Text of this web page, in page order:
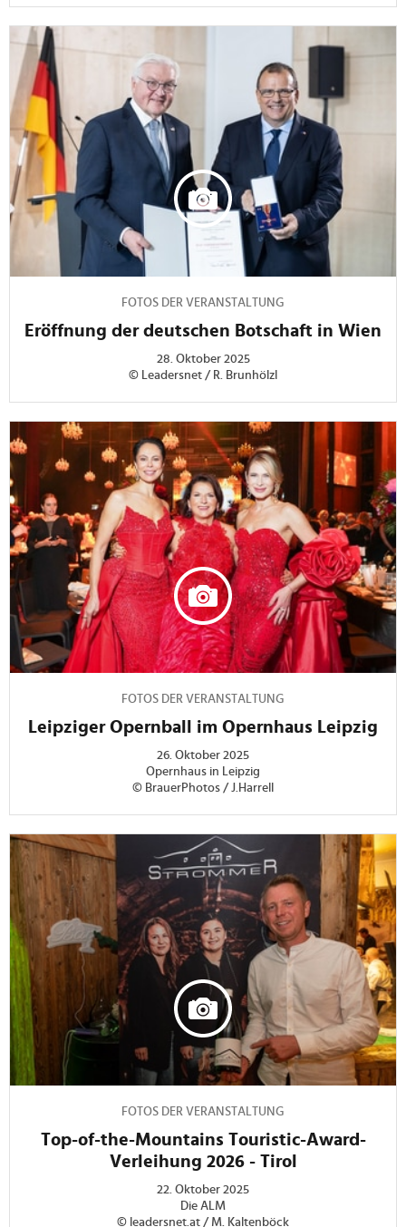
FOTOS DER VERANSTALTUNG
Eröffnung der deutschen Botschaft in Wien
28. Oktober 2025
© Leadersnet / R. Brunhölzl
FOTOS DER VERANSTALTUNG
Leipziger Opernball im Opernhaus Leipzig
26. Oktober 2025
Opernhaus in Leipzig
© BrauerPhotos / J.Harrell
FOTOS DER VERANSTALTUNG
Top-of-the-Mountains Touristic-Award-
Verleihung 2026 - Tirol
22. Oktober 2025
Die ALM
© leadersnet.at / M. Kaltenböck